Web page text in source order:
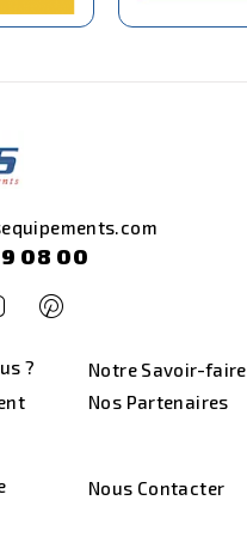
08 00
?
Notre Savoir-faire
Nos Partenaires
Nous Contacter